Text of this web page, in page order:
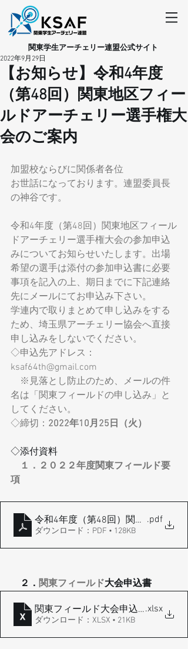
​関東学生アーチェリー連盟公式サイト
【お知らせ】令和4年度
（第48回）関東地区フィー
ルドアーチェリー選手権大
会のご案内
2022年9月29日
加盟校ならびに関係者各位
お世話になっております。連盟委員長
の神谷です。
令和4年度（第48回）関東地区フィール
ドアーチェリー選手権大会の参加申込
みについてお知らせいたします。出場
希望の選手は添付の参加申込書に必要
事項を記入の上、期日までに下記連絡
先にメールにてお申込み下さい。
学連内で取りまとめて申し込みをする
ため、埼玉県アーチェリー協会へ直接
申し込みをしないでください。
◇申込先アドレス：
ksaf64th@gmail.com
※見落とし防止のため、メールの件
名は「関東フィールドの申し込み」と
してください。
◇締切： 2022年10月25日（火）
◇添付資料
１．２０２２年度関東フィールド要
項
令和4年度（第48回）関東地区フィ
.pdf
ダウンロード：PDF • 128KB
２． 関東フィールド大会申込書
関東フィールド大会申込書20名 (1)
.xlsx
ダウンロード：XLSX • 21KB